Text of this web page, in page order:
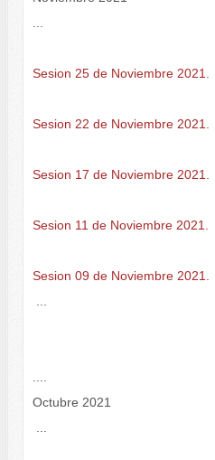
Sesion 25 de Noviembre 2021.
Sesion 22 de Noviembre 2021.
Sesion 17 de Noviembre 2021.
Sesion 11 de Noviembre 2021.
Sesion 09 de Noviembre 2021.
Octubre 2021